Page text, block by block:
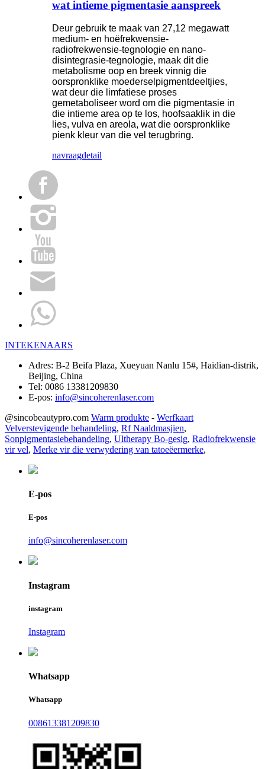
wat intieme pigmentasie aanspreek
Deur gebruik te maak van 27,12 megawatt
medium- en hoëfrekwensie-
radiofrekwensie-tegnologie en nano-
disintegrasie-tegnologie, maak dit die
metabolisme oop en breek vinnig die
oorspronklike moederselpigmentdeeltjies,
wat deur die limfatiese proses
gemetaboliseer word om die pigmentasie in
die intieme area op te los, hoofsaaklik in die
lies, vulva en areola, wat die oorspronklike
pienk kleur van die vel terugbring.
navraagdetail
INTEKENAARS
Adres: B-2 Beifa Plaza, Xueyuan Nanlu 15#, Haidian-distrik,
Beijing, China
Tel: 0086 13381209830
E-pos: info@sincoherenlaser.com
@sincobeautypro.com Warm produkte - Werfkaart
Velverstevigende behandeling, Rf Naaldmasjien,
Sonpigmentasiebehandeling, Ultherapy Bo-gesig, Radiofrekwensie
vir vel, Merke vir die verwydering van tatoeëermerke,
E-pos
E-pos
info@sincoherenlaser.com
Instagram
instagram
Instagram
Whatsapp
Whatsapp
008613381209830